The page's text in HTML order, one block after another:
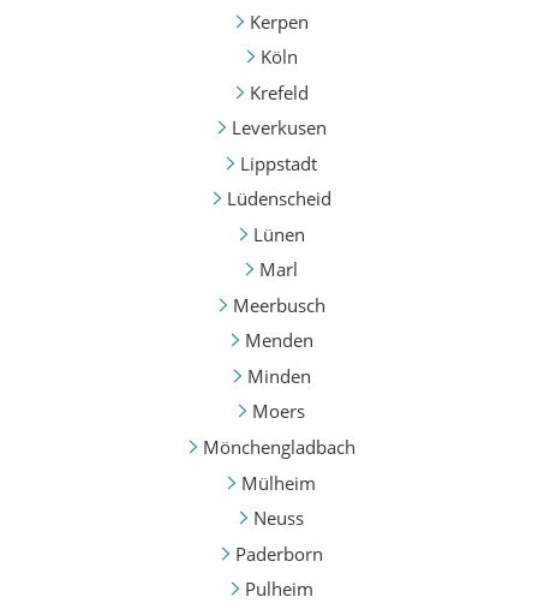
Kerpen
Köln
Krefeld
Leverkusen
Lippstadt
Lüdenscheid
Lünen
Marl
Meerbusch
Menden
Minden
Moers
Mönchengladbach
Mülheim
Neuss
Paderborn
Pulheim